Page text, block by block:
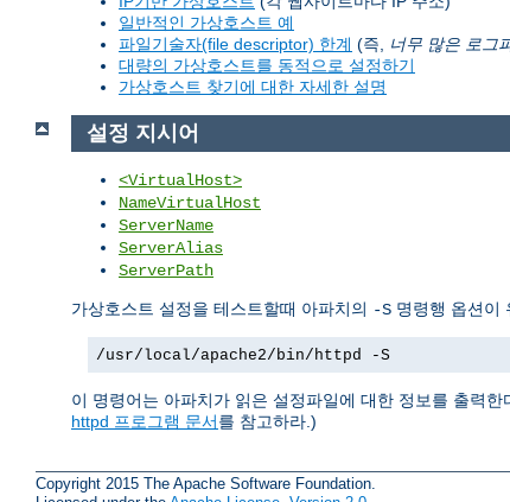
일반적인 가상호스트 예
파일기술자(file descriptor) 한계 (즉, 너무 많은 로그
대량의 가상호스트를 동적으로 설정하기
가상호스트 찾기에 대한 자세한 설명
설정 지시어
<VirtualHost>
NameVirtualHost
ServerName
ServerAlias
ServerPath
가상호스트 설정을 테스트할때 아파치의 -S 명령행 옵션이
/usr/local/apache2/bin/httpd -S
이 명령어는 아파치가 읽은 설정파일에 대한 정보를 출력
httpd 프로그램 문서를 참고하라.)
Copyright 2015 The Apache Software Foundation.